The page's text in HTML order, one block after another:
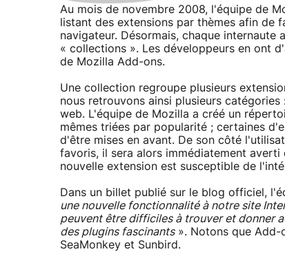
Au mois de novembre 2008, l'équipe de
listant des extensions par thèmes afin de
navigateur. Désormais, chaque
« collections ». Les développeurs en ont
de Mozilla Add-ons.
Une collection regroupe plusieurs
nous retrouvons ainsi plusieurs
web. L'équipe de Mozilla a créé un
mêmes triées par popularité ; certaines
d'être mises en avant. De son côté
favoris, il sera alors immédiatement
nouvelle extension est susceptible de
Dans un billet publié sur le blog officiel,
une nouvelle fonctionnalité à notre site
peuvent être difficiles à trouver et donner
des plugins fascinants». Notons que Add-
SeaMonkey et Sunbird.